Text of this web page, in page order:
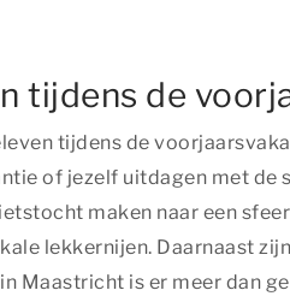
tijdens de
tijdens de
of jezelf uitdagen met de
maken naar een
lekkernijen. Daarnaast
Maastricht is er meer dan